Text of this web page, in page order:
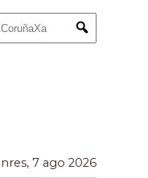
Submit
7 ago 2026